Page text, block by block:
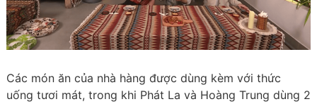
Các món ăn của nhà hàng được dùng kèm với thức
uống tươi mát, trong khi Phát La và Hoàng Trung dùng 2